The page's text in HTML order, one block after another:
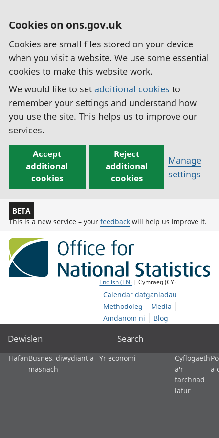
Cookies on ons.gov.uk
Cookies are small files stored on your device
when you visit a website. We use some essential
cookies to make this website work.
We would like to set additional cookies to
remember your settings and understand how
you use the site. This helps us to improve our
services.
Accept
additional
cookies
Reject
additional
cookies
Manage
settings
BETA
This is a new service – your feedback will help us improve it.
English (EN) | Cymraeg (CY)
Calendar datganiadau
Methodoleg
Media
Amdanom ni
Blog
Dewislen Search
HafanBusnes, diwydiant a
masnach
Yr economi
Cyflogaeth
a'r
farchnad
lafur
a